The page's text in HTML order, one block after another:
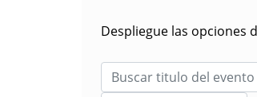
Despliegue las opciones